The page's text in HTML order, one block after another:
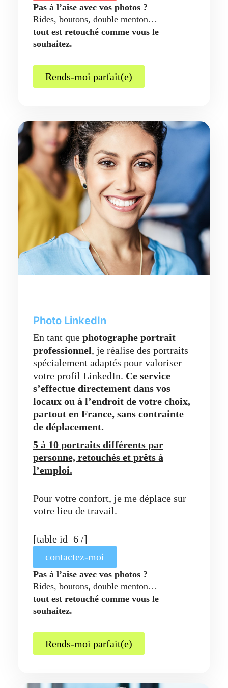
Pas à l’aise avec vos photos ?
Rides, boutons, double menton…
tout est retouché comme vous le
souhaitez.
Rends-moi parfait(e)
Photo LinkedIn
En tant que photographe portrait
professionnel, je réalise des portraits
spécialement adaptés pour valoriser
votre profil LinkedIn. Ce service
s’effectue directement dans vos
locaux ou à l’endroit de votre choix,
partout en France, sans contrainte
de déplacement.
5 à 10 portraits différents par
personne, retouchés et prêts à
l’emploi.
Pour votre confort, je me déplace sur
votre lieu de travail.
[table id=6 /]
contactez-moi
Pas à l’aise avec vos photos ?
Rides, boutons, double menton…
tout est retouché comme vous le
souhaitez.
Rends-moi parfait(e)